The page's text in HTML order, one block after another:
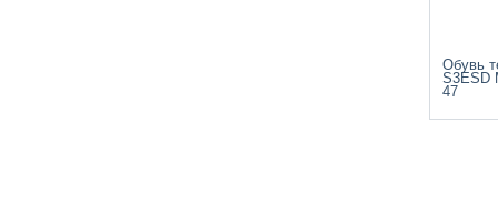
Обувь
S3ESD
47